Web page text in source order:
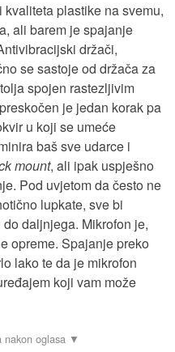
plastike na svemu,
ali barem je spajanje
držači,
se sastoje od držača za
spojen rastezljivim
je jedan korak pa
u koji se umeće
baš sve udarce i
mount, ali ipak uspješno
Pod uvjetom da često ne
lupkate, sve bi
daljnjega. Mikrofon je,
opreme. Spajanje preko
lako te da je mikrofon
koji vam može